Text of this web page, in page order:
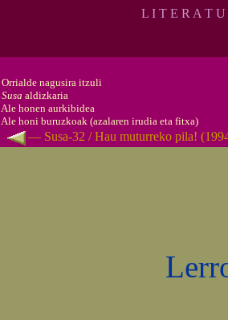
L I T E R A T
Orrialde nagusira itzuli
Susa aldizkaria
Ale honen aurkibidea
Ale honi buruzkoak (azalaren irudia eta fitxa)
— Susa-32 / Hau muturreko pila!